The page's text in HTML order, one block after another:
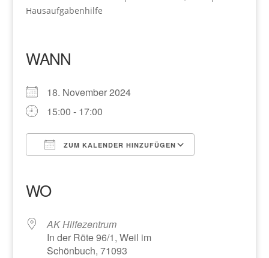
Hausaufgabenhilfe
WANN
18. November 2024
15:00 - 17:00
ZUM KALENDER HINZUFÜGEN
WO
AK Hilfezentrum
In der Röte 96/1, Weil im
Schönbuch, 71093